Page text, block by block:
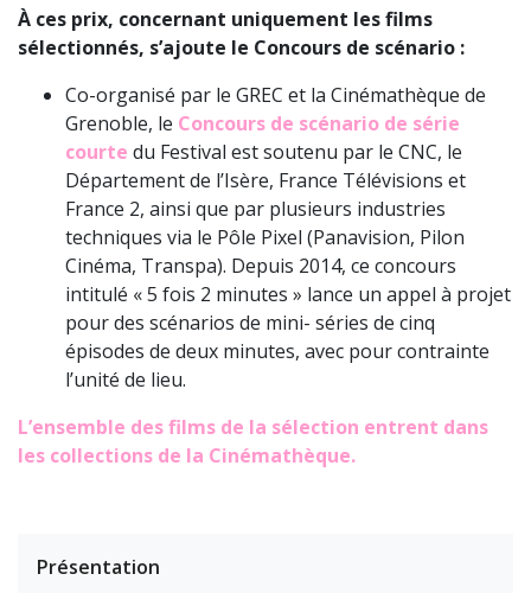
À ces prix, concernant uniquement les films
sélectionnés, s’ajoute le Concours de scénario :
Co-organisé par le GREC et la Cinémathèque de
Grenoble, le Concours de scénario de série
courte du Festival est soutenu par le CNC, le
Département de l’Isère, France Télévisions et
France 2, ainsi que par plusieurs industries
techniques via le Pôle Pixel (Panavision, Pilon
Cinéma, Transpa). Depuis 2014, ce concours
intitulé « 5 fois 2 minutes » lance un appel à projet
pour des scénarios de mini- séries de cinq
épisodes de deux minutes, avec pour contrainte
l’unité de lieu.
L’ensemble des films de la sélection entrent dans
les collections de la Cinémathèque.
Présentation